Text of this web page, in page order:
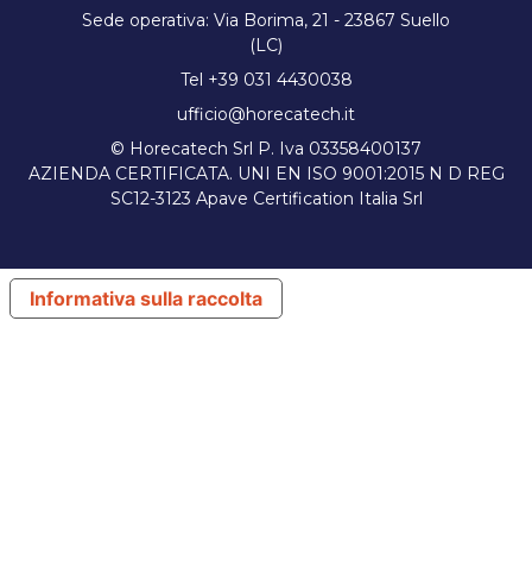
Sede operativa: Via Borima, 21 - 23867 Suello
(LC)
Tel +39 031 4430038
ufficio@horecatech.it
© Horecatech Srl P. Iva 03358400137
AZIENDA CERTIFICATA. UNI EN ISO 9001:2015 N D REG
SC12-3123 Apave Certification Italia Srl
Informativa sulla raccolta